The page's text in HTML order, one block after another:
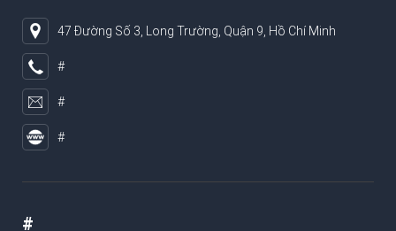
47 Đường Số 3, Long Trường, Quận 9, Hồ Chí Minh
#
#
#
#